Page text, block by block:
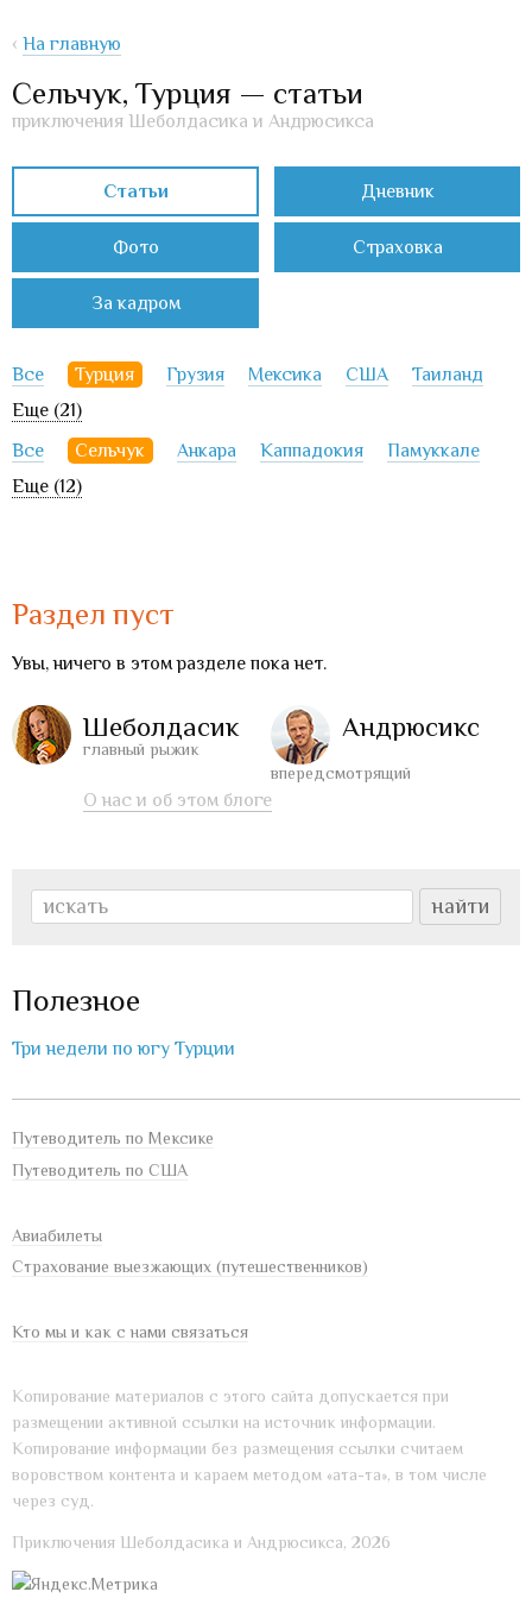
‹ На главную
Сельчук, Турция — статьи
приключения Шеболдасика и Андрюсикса
Статьи Дневник
Фото Страховка
За кадром
Все Турция Грузия Мексика США
Таиланд
Еще (21)
Все
Сельчук Анкара Каппадокия
Памуккале
Еще (12)
Раздел пуст
Увы, ничего в этом разделе пока нет.
Шеболдасик
главный рыжик
Андрюсикс
впередсмотрящий
О нас и об этом блоге
Полезное
Три недели по югу Турции
Путеводитель по Мексике
Путеводитель по США
Авиабилеты
Страхование выезжающих (путешественников)
Кто мы и как с нами связаться
Копирование материалов с этого сайта допускается при
размещении активной ссылки на источник информации.
Копирование информации без размещения ссылки считаем
воровством контента и караем методом «ата-та», в том числе
через суд.
Приключения Шеболдасика и Андрюсикса, 2026